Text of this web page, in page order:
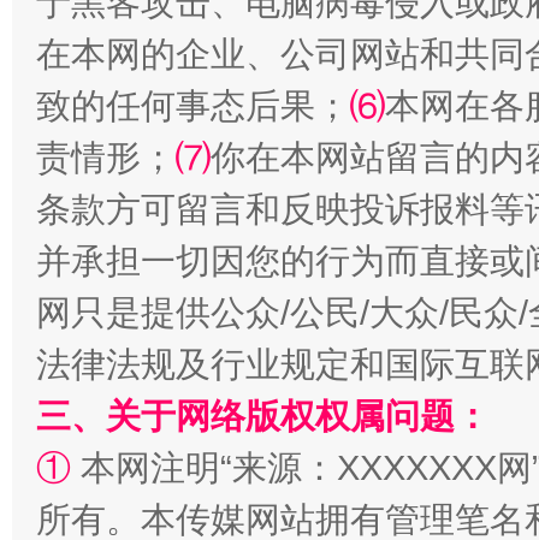
阿坝州三大球赛在茂县开幕 规模
在本网的企业、公司网站和共
致的任何事态后果； ⑹本网在各
责情形； ⑺你在本网站留言的内
条款方可留言和反映投诉报料
并承担一切因您的行为而直接
网只是提供公众/公民/大众/民
法律法规及行业规定和国际互
三、关于网络版权权属问题：
① 本网注明“来源：XXXXXXX
所有。本传媒网站拥有管理笔